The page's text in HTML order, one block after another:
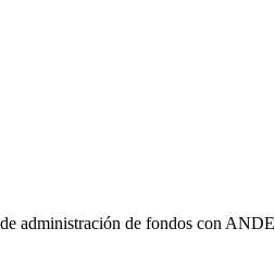
administración de fondos con ANDE